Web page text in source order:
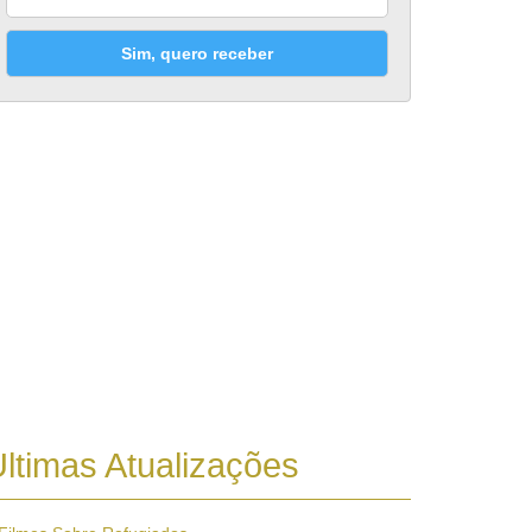
Sim, quero receber
Atualizações